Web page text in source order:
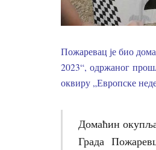
Пожаревац је био
2023“, одржаног
оквиру „Европске
Домаћин
Града